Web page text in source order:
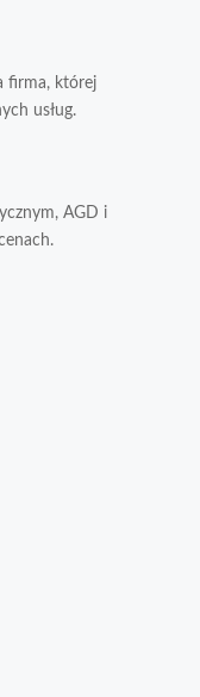
firma, której
usług.
AGD i